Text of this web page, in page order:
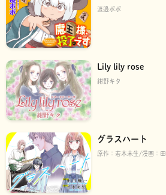
渡邉ポポ
Lily lily rose
紺野キタ
グラスハート
原作： 若木未生 漫画：